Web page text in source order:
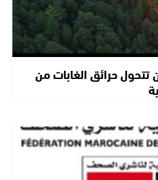
حرائق الغابات من